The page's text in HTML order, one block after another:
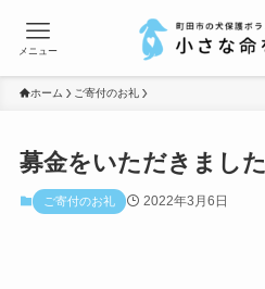
メニュー
ホーム ご寄付のお礼
募金をいただきました
ご寄付のお礼 2022年3月6日